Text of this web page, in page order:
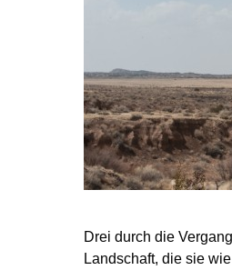
Drei durch die
Landschaft, die sie